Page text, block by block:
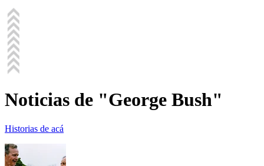
Noticias de "George Bush"
Historias de acá